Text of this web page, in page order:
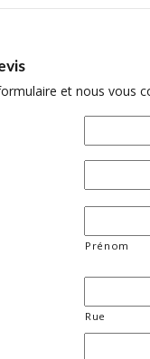
et nous vous
Prénom
Rue